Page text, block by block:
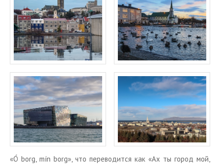
СМОТРИТЕ
НАШИ УСЛУГИ
ТУРЫ В ИСЛАНДИЮ
ЗАКАЖИТЕ ТУР
ОТЗЫВЫ
МЕТА
Войти
Лента записей
Лента комментариев
WordPress.org
«Ó borg, mín borg», что пе­ре­во­дит­ся как «Ах ты город мой,